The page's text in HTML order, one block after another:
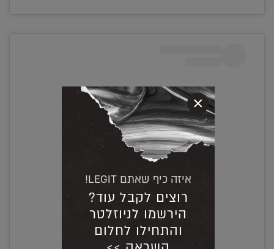
View this post on Instagram
איזה כיף שאתם LEGIT!
רוצים לקבל עוד?
הירשמו לניוזלטר
והתחילו לחלום
×